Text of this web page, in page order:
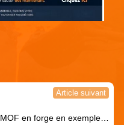
Article suivant
MOF en forge en exemple…